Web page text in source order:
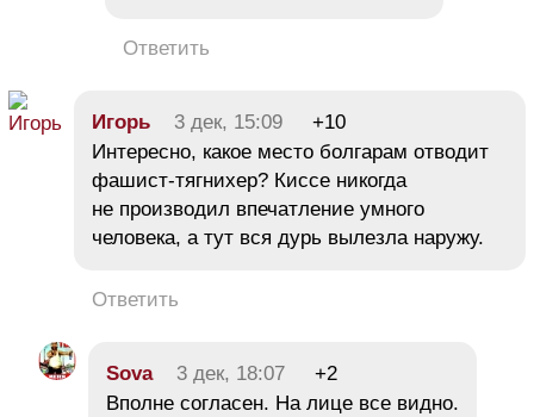
Ответить
Игорь 3 дек, 15:09
+10
Интересно, какое место болгарам отводит
фашист-тягнихер? Киссе никогда
не производил впечатление умного
человека, а тут вся дурь вылезла наружу.
Ответить
Sova 3 дек, 18:07
+2
Вполне согласен. На лице все видно.